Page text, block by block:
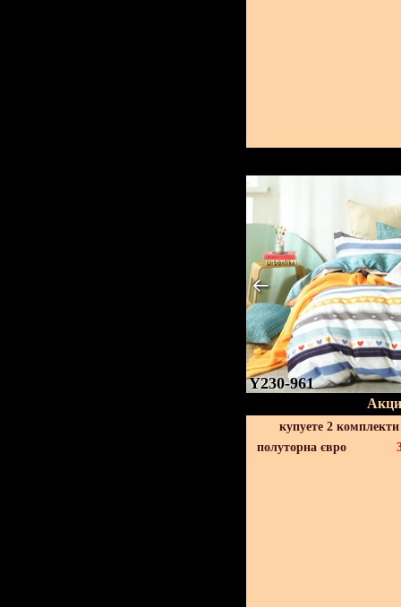
Y230-961
купуете 2
полуторна євро